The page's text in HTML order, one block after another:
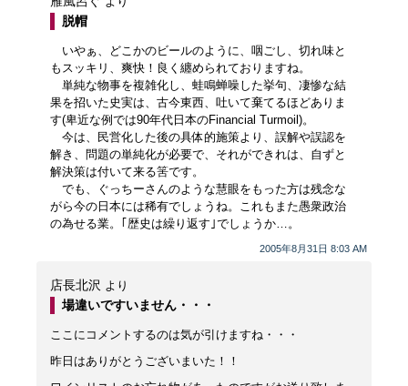
2005年8月31日 8:03 AM
脱帽
いやぁ、どこかのビールのように、咽ごし、切れ味と
もスッキリ、爽快！良く纏められておりますね。
単純な物事を複雑化し、蛙鳴蝉噪した挙句、凄惨な結
果を招いた史実は、古今東西、吐いて棄てるほどありま
す(卑近な例では90年代日本のFinancial Turmoil)。
今は、民営化した後の具体的施策より、誤解や誤認を
解き、問題の単純化が必要で、それができれは、自ずと
解決策は付いて来る筈です。
でも、ぐっちーさんのような慧眼をもった方は残念な
がら今の日本には稀有でしょうね。これもまた愚衆政治
の為せる業。｢歴史は繰り返す｣でしょうか…。
店長北沢 より
場違いですいません・・・
ここにコメントするのは気が引けますね・・・
昨日はありがとうございまいた！！